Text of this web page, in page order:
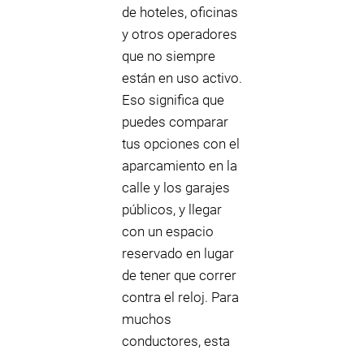
de hoteles, oficinas
y otros operadores
que no siempre
están en uso activo.
Eso significa que
puedes comparar
tus opciones con el
aparcamiento en la
calle y los garajes
públicos, y llegar
con un espacio
reservado en lugar
de tener que correr
contra el reloj. Para
muchos
conductores, esta